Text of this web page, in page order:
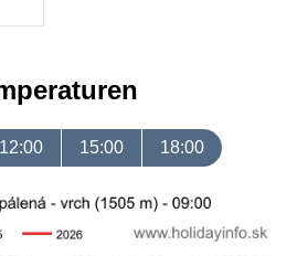
12:00 15:00 18:00